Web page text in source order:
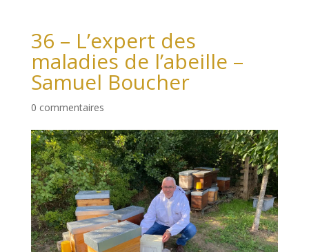
36 – L’expert des
maladies de l’abeille –
Samuel Boucher
0 commentaires